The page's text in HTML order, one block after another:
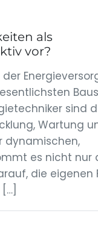
als
vor?
sind
Wartung
dynamischen,
es nicht
die eigenen